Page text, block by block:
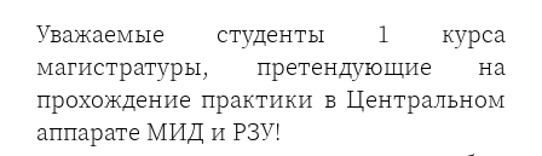
Уважаемые студенты 1 курса
магистратуры, претендующие на
прохождение практики в Центральном
аппарате МИД и РЗУ!